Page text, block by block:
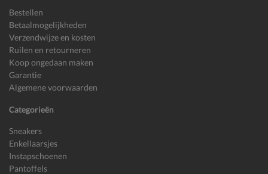
Bestellen
Betaalmogelijkheden
Verzendwijze en kosten
Ruilen en retourneren
Koop ongedaan maken
Garantie
Algemene voorwaarden
Categorieën
Sneakers
Enkellaarsjes
Instapschoenen
Pantoffels